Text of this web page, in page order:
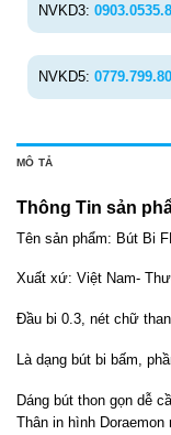
NVKD3:
NVKD5:
MÔ TẢ
Thông Tin sản
Tên sản phẩm: Bút Bi
Xuất xứ: Việt Nam-
Đầu bi 0.3, nét chữ
Là dạng bút bi bấm,
Dáng bút thon gọn dễ
Thân in hình